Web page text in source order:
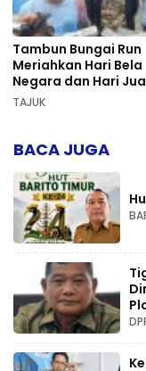
Tambun Bungai Run
Meriahkan Hari Bela
Negara dan Hari
AD di Palangka Raya
TAJUK
BACA JUGA